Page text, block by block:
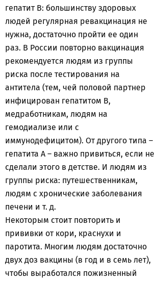
гепатит B: большинству здоровых
людей регулярная ревакцинация не
нужна, достаточно пройти ее один
раз. В России повторно вакцинация
рекомендуется людям из группы
риска после тестирования на
антитела (тем, чей половой партнер
инфицирован гепатитом B,
медработникам, людям на
гемодиализе или с
иммунодефицитом). От другого типа –
гепатита А – важно привиться, если не
сделали этого в детстве. И людям из
группы риска: путешественникам,
людям с хронические заболевания
печени и т. д.
Некоторым стоит повторить и
прививки от кори, краснухи и
паротита. Многим людям достаточно
двух доз вакцины (в год и в семь лет),
чтобы выработался пожизненный